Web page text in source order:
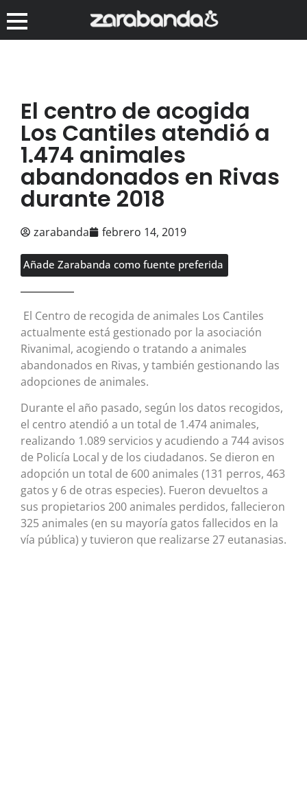
El centro de acogida
Los Cantiles atendió a
1.474 animales
abandonados en Rivas
durante 2018
zarabanda febrero 14, 2019
Añade Zarabanda como fuente preferida
El Centro de recogida de animales Los Cantiles
actualmente está gestionado por la asociación
Rivanimal, acogiendo o tratando a animales
abandonados en Rivas, y también gestionando las
adopciones de animales.
Durante el año pasado, según los datos recogidos,
el centro atendió a un total de 1.474 animales,
realizando 1.089 servicios y acudiendo a 744 avisos
de Policía Local y de los ciudadanos. Se dieron en
adopción un total de 600 animales (131 perros, 463
gatos y 6 de otras especies). Fueron devueltos a
sus propietarios 200 animales perdidos, fallecieron
325 animales (en su mayoría gatos fallecidos en la
vía pública) y tuvieron que realizarse 27 eutanasias.